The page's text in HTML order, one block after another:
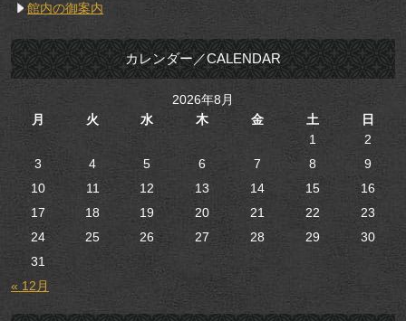
館内の御案内
カレンダー／CALENDAR
2026年8月
月
火 水 木 金 土
日
1
2
3
4 5 6 7 8
9
10
11 12 13 14 15
16
17
18 19 20 21 22
23
24
25 26 27 28 29
30
31
« 12月